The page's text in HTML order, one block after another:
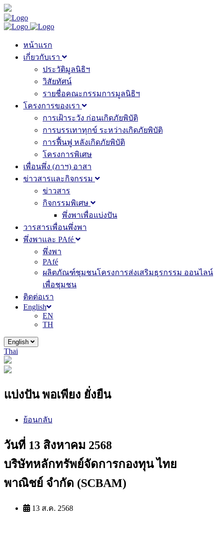
หน้าแรก
เกี่ยวกับเรา
ประวัติมูลนิธิฯ
วิสัยทัศน์
รายชื่อคณะกรรมการมูลนิธิฯ
โครงการของเรา
การเฝ้าระวัง ก่อนเกิดภัยพิบัติ
การบรรเทาทุกข์ ระหว่างเกิดภัยพิบัติ
การฟื้นฟู หลังเกิดภัยพิบัติ
โครงการพิเศษ
เพื่อนพึ่ง (ภาฯ) อาสา
ข่าวสารและกิจกรรม
ข่าวสาร
กิจกรรมพิเศษ
พึ่งพาเพื่อแบ่งปัน
วารสารเพื่อนพึ่งพา
พึ่งพาและ PAfé
พึ่งพา
PAfé
ผลิตภัณฑ์ชุมชนโครงการส่งเสริมธุรกรรม ออนไลน์
เพื่อชุมชน
ติดต่อเรา
English
EN
TH
English
Thai
แบ่งปัน พอเพียง ยั่งยืน
ย้อนกลับ
วันที่ 13 สิงหาคม 2568
บริษัทหลักทรัพย์จัดการกองทุน ไทย
พาณิชย์ จำกัด (SCBAM)
13 ส.ค. 2568